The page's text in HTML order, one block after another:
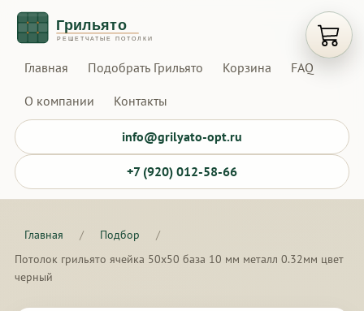
Главная Подобрать Грильято Корзина FAQ
О компании Контакты
info@grilyato-opt.ru
+7 (920) 012-58-66
Главная / Подбор
/
Потолок грильято ячейка 50х50 база 10 мм металл 0.32мм цвет
черный